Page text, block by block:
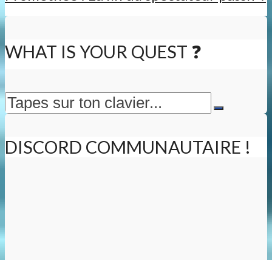
WHAT IS YOUR QUEST ❓
DISCORD COMMUNAUTAIRE !